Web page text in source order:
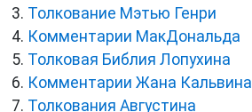
Толкование Мэтью Генри
Комментарии МакДональда
Толковая Библия Лопухина
Комментарии Жана Кальвина
Толкования Августина